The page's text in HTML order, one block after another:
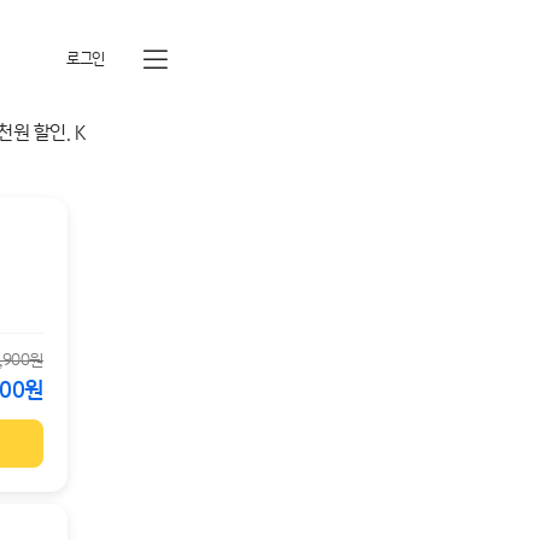
로그인 전체메뉴열기
원
원